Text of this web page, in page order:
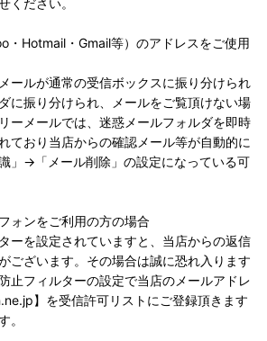
ください。
・Hotmail・Gmail等）のアドレスをご使用
ールが通常の受信ボックスに振り分けられ
に振り分けられ、メールをご覧頂けない場
ーメールでは、迷惑メールフォルダを即時
ており当店からの確認メール等が自動的に
」→「メール削除」の設定になっている可
ォンをご利用の方の場合
ーを設定されていますと、当店からの返信
ございます。その場合は誠に恐れ入ります
止フィルターの設定で当店のメールアドレ
】を受信許可リストにご登録頂きます
。